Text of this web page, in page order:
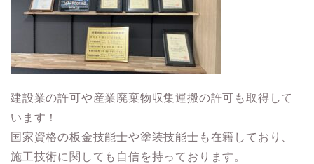
建設業の許可や産業廃棄物収集運搬の許可も取得して
います！
国家資格の板金技能士や塗装技能士も在籍しており、
施工技術に関しても自信を持っております。